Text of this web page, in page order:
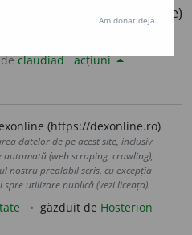
A face bulbuci; a (se)
declaudiad acțiuni
(https://dexonline.ro)
datelor de pe acest site, inclusiv
(web scraping, crawling),
nostru prealabil scris, cu excepția
utilizare publică (vezi licența).
găzduit de Hosterion
Am donat deja.